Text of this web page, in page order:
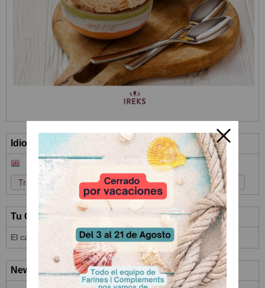
Idioma
Tu Carrito (0)
El carrito de la compra está vacío
Newsletter